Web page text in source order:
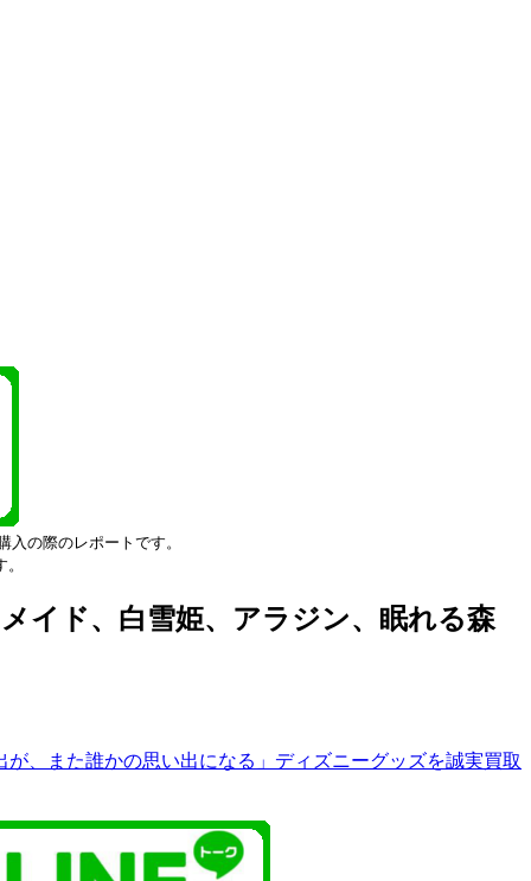
の際のレポートです。
イド、白雪姫、アラジン、眠れる森
、また誰かの思い出になる」ディズニーグッズを誠実買取